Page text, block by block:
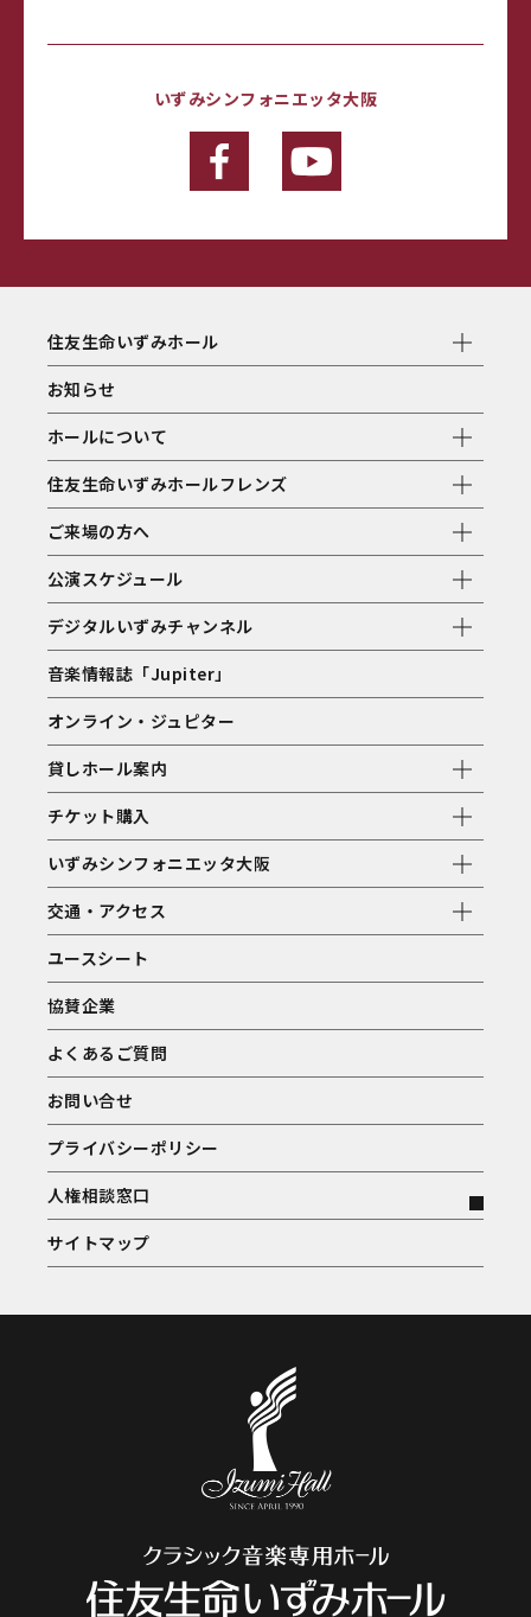
いずみシンフォニエッタ大阪
住友生命いずみホール
お知らせ
ホールについて
住友生命いずみホールフレンズ
ご来場の方へ
公演スケジュール
デジタルいずみチャンネル
音楽情報誌「Jupiter」
オンライン・ジュピター
貸しホール案内
チケット購入
いずみシンフォニエッタ大阪
交通・アクセス
ユースシート
協賛企業
よくあるご質問
お問い合せ
プライバシーポリシー
人権相談窓口
サイトマップ